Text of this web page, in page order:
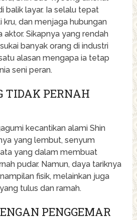
balik layar. Ia selalu tepat
dan menjaga hubungan
aktor. Sikapnya yang rendah
banyak orang di industri
alasan mengapa ia tetap
seni peran.
TIDAK PERNAH
kecantikan alami Shin
yang lembut, senyum
yang dalam membuat
pudar. Namun, daya tariknya
fisik, melainkan juga
tulus dan ramah.
PENGGEMAR